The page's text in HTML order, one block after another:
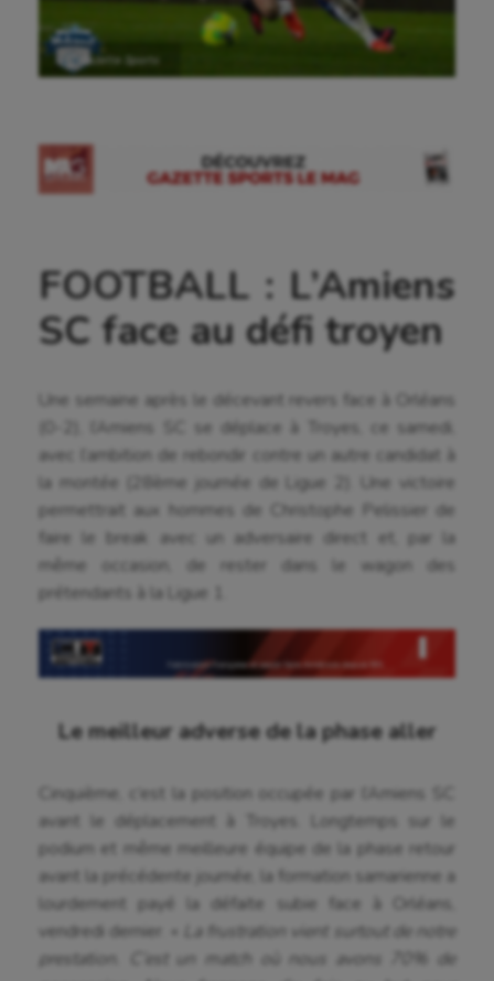
Ⓒ Gazette Sports
FOOTBALL : L’Amiens
SC face au défi troyen
Une semaine après le décevant revers face à Orléans
(0-2), l’Amiens SC se déplace à Troyes, ce samedi,
avec l’ambition de rebondir contre un autre candidat à
la montée (28ème journée de Ligue 2). Une victoire
permettrait aux hommes de Christophe Pelissier de
faire le break avec un adversaire direct et, par la
même occasion, de rester dans le wagon des
prétendants à la Ligue 1.
Le meilleur adverse de la phase aller
Cinquième, c’est la position occupée par l’Amiens SC
avant le déplacement à Troyes. Longtemps sur le
podium et même meilleure équipe de la phase retour
avant la précédente journée, la formation samarienne a
lourdement payé la défaite subie face à Orléans,
vendredi dernier. «
La frustration vient surtout de notre
prestation. C’est un match où nous avons 70% de